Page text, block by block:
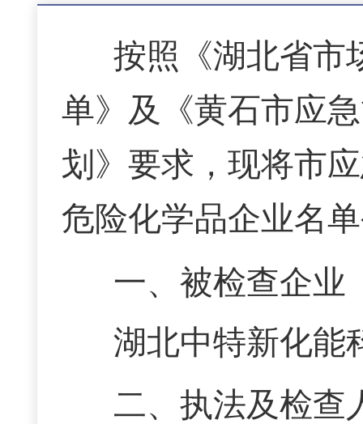
按照《湖北省市
单》及《黄石市应
划》 要求，现将市
危险化学品企业名
一、被检查企业
湖北中特新化能
二、执法及检查